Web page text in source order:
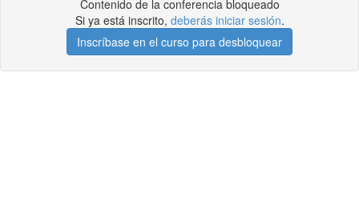
Contenido de la conferencia bloqueado
Si ya está inscrito, deberás iniciar sesión.
Inscríbase en el curso para desbloquear